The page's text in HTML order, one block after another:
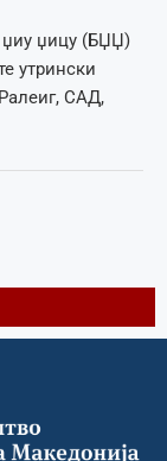
џицу (БЏЏ)
утрински
САД,